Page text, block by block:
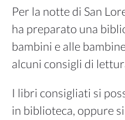
Per la notte di San
ha preparato una
bambini e alle
alcuni consigli di
I libri consigliati si
in biblioteca, oppure